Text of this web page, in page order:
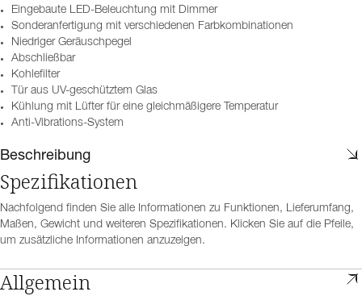
Eingebaute LED-Beleuchtung mit Dimmer
Sonderanfertigung mit verschiedenen Farbkombinationen
Niedriger Geräuschpegel
Abschließbar
Kohlefilter
Tür aus UV-geschütztem Glas
Kühlung mit Lüfter für eine gleichmäßigere Temperatur
Anti-Vibrations-System
Beschreibung
Spezifikationen
Nachfolgend finden Sie alle Informationen zu Funktionen, Lieferumfang,
Maßen, Gewicht und weiteren Spezifikationen. Klicken Sie auf die Pfeile,
um zusätzliche Informationen anzuzeigen.
Allgemein